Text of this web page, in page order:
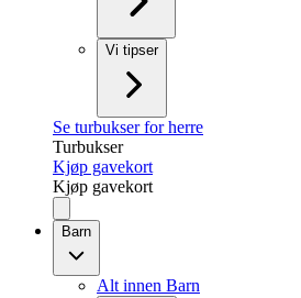
Vi tipser
Se turbukser for herre
Turbukser
Kjøp gavekort
Kjøp gavekort
Barn
Alt innen Barn